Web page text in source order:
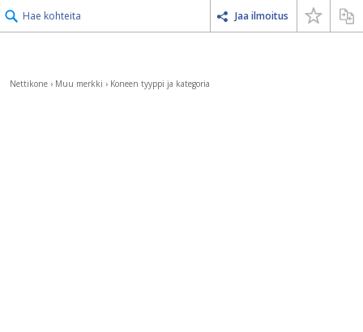
Hae kohteita Jaa ilmoitus
Nettikone › Muu merkki › Koneen tyyppi ja kategoria